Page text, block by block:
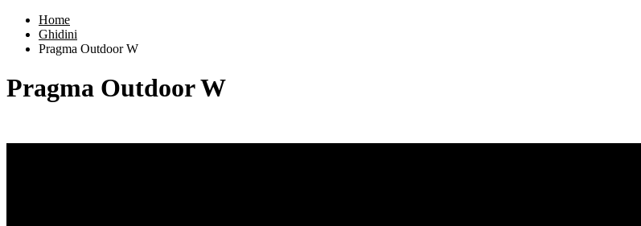
Home
Ghidini
Pragma Outdoor W
Pragma Outdoor W